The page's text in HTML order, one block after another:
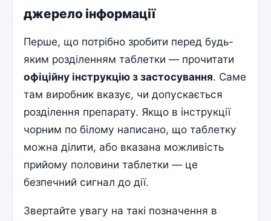
джерело інформації
Перше, що потрібно зробити перед будь-
яким розділенням таблетки — прочитати
офіційну інструкцію з застосування. Саме
там виробник вказує, чи допускається
розділення препарату. Якщо в інструкції
чорним по білому написано, що таблетку
можна ділити, або вказана можливість
прийому половини таблетки — це
безпечний сигнал до дії.
Звертайте увагу на такі позначення в